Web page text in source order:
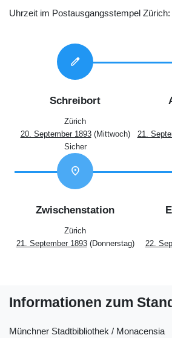
Uhrzeit im Postausgangsstempel Zürich:
edit
Schreibort
Zürich
20. September 1893(Mittwoch)
Sicher
21.
location_on
Zwischenstation
Zürich
21. September 1893(Donnerstag)
22.
Informationen zum
Münchner Stadtbibliothek / Monacensia